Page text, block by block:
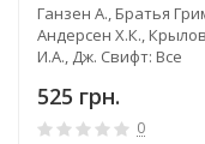
Ганзен А., Братья
Андерсен Х.К., Крылов
И.А., Дж. Свифт: Все
525 грн.
0